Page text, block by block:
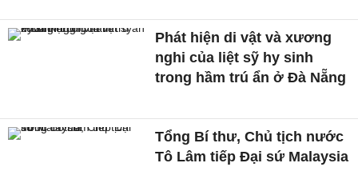
Phát hiện di vật và xương
nghi của liệt sỹ hy sinh
trong hầm trú ẩn ở Đà Nẵng
Tổng Bí thư, Chủ tịch nước
Tô Lâm tiếp Đại sứ Malaysia